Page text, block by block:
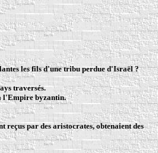
les fils d'une tribu perdue d'Israël ?
traversés.
l'Empire byzantin.
reçus par des aristocrates, obtenaient des